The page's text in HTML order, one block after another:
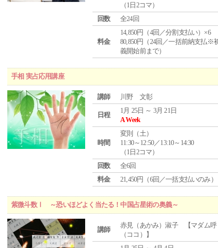
（1日2コマ）
回数
全24回
料金
14,850円（4回／分割支払い）×6
80,850円（24回／一括前納支払※
義開始前まで）
手相 実占応用講座
講師 川野 文彰
日程
1月 25日 ～ 3月 21日
A Week
時間
変則（土）
11:30～12:50／13:10～14:30
（1日2コマ）
回数
全6回
料金
21,450円（6回／一括支払いのみ）
紫微斗数Ⅰ ～恐いほどよく当たる！中国占星術の奥義～
講師
赤見（あかみ）淑子 【マダム呼
（ココ）】